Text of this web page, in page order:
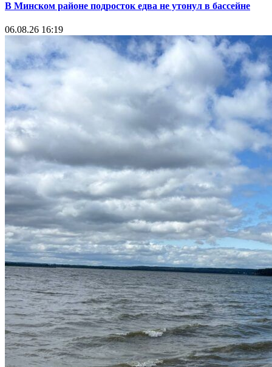
В Минском районе подросток едва не утонул в бассейне
06.08.26 16:19